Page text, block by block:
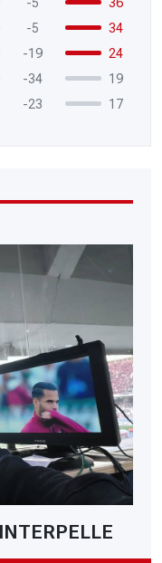
-5
34
-19
24
-34
19
-23 17